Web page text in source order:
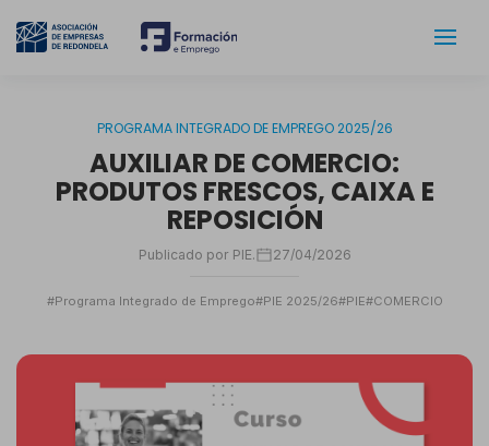
PROGRAMA INTEGRADO DE EMPREGO 2025/26
AUXILIAR DE COMERCIO:
PRODUTOS FRESCOS, CAIXA E
REPOSICIÓN
Publicado por PIE. 27/04/2026
#Programa Integrado de Emprego#PIE 2025/26#PIE#COMERCIO